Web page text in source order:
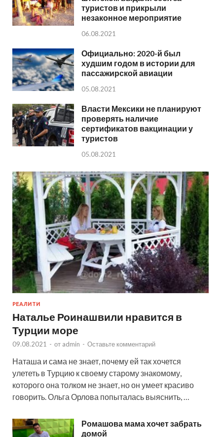
туристов и прикрыли
незаконное мероприятие
06.08.2021
Официально: 2020-й был
худшим годом в истории для
пассажирской авиации
05.08.2021
Власти Мексики не планируют
проверять наличие
сертификатов вакцинации у
туристов
05.08.2021
РЕАЛИТИ
Наталье Роинашвили нравится в
Турции море
09.08.2021 - от admin - Оставьте комментарий
Наташа и сама не знает, почему ей так хочется
улететь в Турцию к своему старому знакомому,
которого она толком не знает, но он умеет красиво
говорить. Ольга Орлова попыталась выяснить, …
Ромашова мама хочет забрать
домой